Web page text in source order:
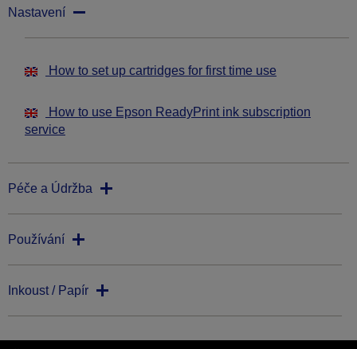
Nastavení
How to set up cartridges for first time use
How to use Epson ReadyPrint ink subscription
service
Péče a Údržba
Používání
Inkoust / Papír